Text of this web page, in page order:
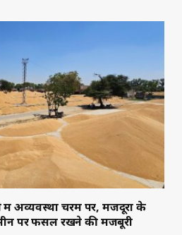
में अव्यवस्था चरम पर, मजदूरों के
पर फसल रखने की मजबूरी